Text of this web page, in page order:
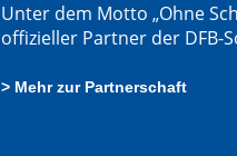
Unter dem Motto „Ohne
offizieller Partner der DFB-
> Mehr zur Partnerschaft